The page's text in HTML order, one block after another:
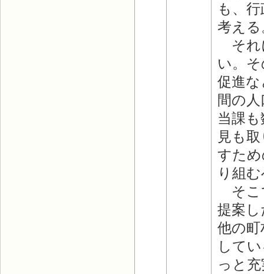
も、
考える
それ
い。
促進
間の
当課
見も
すた
り組
そこ
提案
他の
して
っと